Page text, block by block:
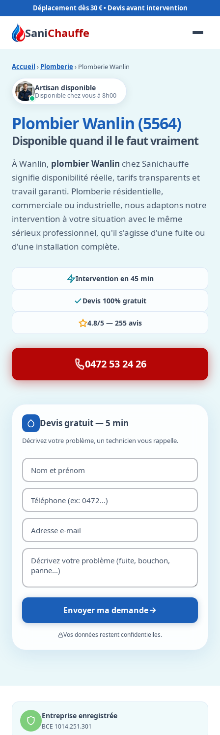
Déplacement dès 30 €
SaniChauffe
Accueil › Plomberie › Plomberie Wanlin
Artisan disponible
Disponible chez vous à 8h00
Plombier Wanlin (5564)
Disponible quand il le faut vraiment
À Wanlin, plombier Wanlin chez Sanichauffe
signifie disponibilité réelle, tarifs transparents et
travail garanti. Plomberie résidentielle,
commerciale ou industrielle, nous adaptons notre
intervention à votre situation avec le même
sérieux professionnel, qu'il s'agisse d'une fuite ou
d'une installation complète.
Intervention en 45 min
Devis 100% gratuit
4.8/5 — 255 avis
0472 53 24 26
Devis gratuit — 5 min
Décrivez votre problème, un technicien vous rappelle.
Envoyer ma demande
Vos données restent confidentielles.
Entreprise enregistrée
BCE 1014.251.301